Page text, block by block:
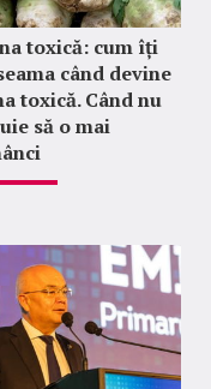
toxică: cum îți
când devine
toxică. Când nu
să o mai